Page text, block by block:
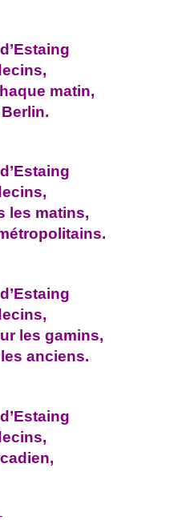
matin,
les matins,
les gamins,
anciens.